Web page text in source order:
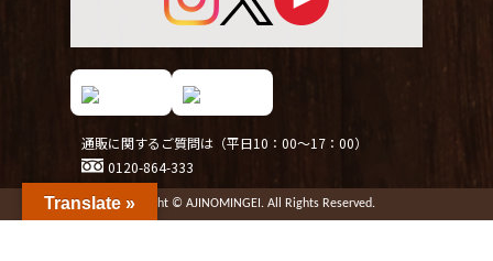
黒毛和牛ステーキと牛た
んの陶板焼き
牛たんにぎり寿司2貫 ●
国産牛もつ鍋うどん
（赤）
●
通販に関するご質問は（平日10：00～17：00）
0120-864-333
Copyright © AJINOMINGEI. All Rights Reserved.
Translate »